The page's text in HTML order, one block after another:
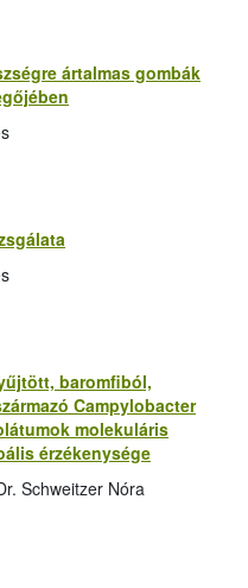
ártalmas gombák
baromfiból,
Campylobacter
molekuláris
érzékenysége
Schweitzer Nóra